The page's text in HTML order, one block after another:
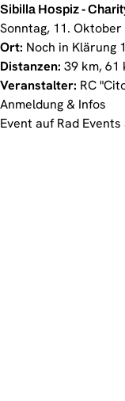
Sibilla Hospiz -
Sonntag, 11.
Ort: Noch in Klärung
Distanzen: 39 km, 61
Veranstalter: RC
Anmeldung & Infos
Event auf Rad